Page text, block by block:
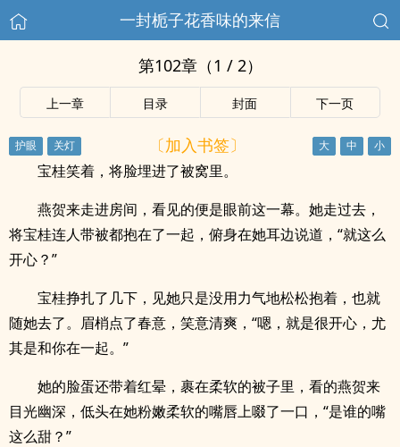
一封栀子花香味的来信
第102章（1 / 2）
上一章 目录 封面 下一页
〔加入书签〕
宝桂笑着，将脸埋进了被窝里。
燕贺来走进房间，看见的便是眼前这一幕。她走过去，
将宝桂连人带被都抱在了一起，俯身在她耳边说道，“就这么
开心？”
宝桂挣扎了几下，见她只是没用力气地松松抱着，也就
随她去了。眉梢点了春意，笑意清爽，“嗯，就是很开心，尤
其是和你在一起。”
她的脸蛋还带着红晕，裹在柔软的被子里，看的燕贺来
目光幽深，低头在她粉嫩柔软的嘴唇上啜了一口，“是谁的嘴
这么甜？”